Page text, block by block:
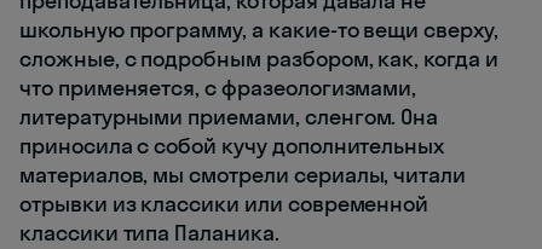
школьную программу, а какие-то вещи сверху,
сложные, с подробным разбором, как, когда и
что применяется, с фразеологизмами,
литературными приемами, сленгом. Она
приносила с собой кучу дополнительных
материалов, мы смотрели сериалы, читали
отрывки из классики или современной
классики типа Паланика.